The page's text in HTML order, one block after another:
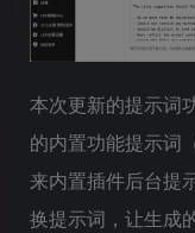
本次更新的提示词
的内置功能提示词
来内置插件后台提
换提示词，让生成